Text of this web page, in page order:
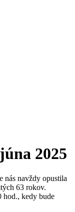
2025
nás navždy opustila
63 rokov.
hod., kedy bude